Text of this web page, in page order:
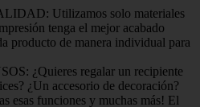
Utilizamos solo materiales
tenga el mejor acabado
producto de manera individual para
¿Quieres regalar un recipiente
¿Un accesorio de decoración?
esas funciones y muchas más! El